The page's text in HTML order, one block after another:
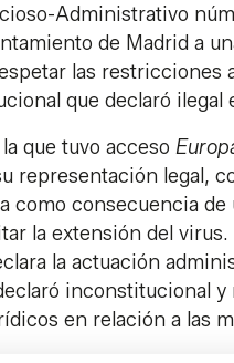
Administrativo
de Madrid a
las restricciones
que declaró ilegal
que tuvo acceso
representación legal,
como consecuencia
la extensión del
la actuación
inconstitucional y
en relación a las